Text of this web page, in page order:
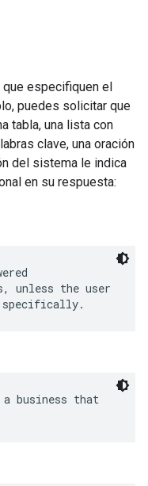
especifiquen el
puedes solicitar que
tabla, una lista con
clave, una oración
del sistema le indica
en su respuesta:
unless the user
a business that